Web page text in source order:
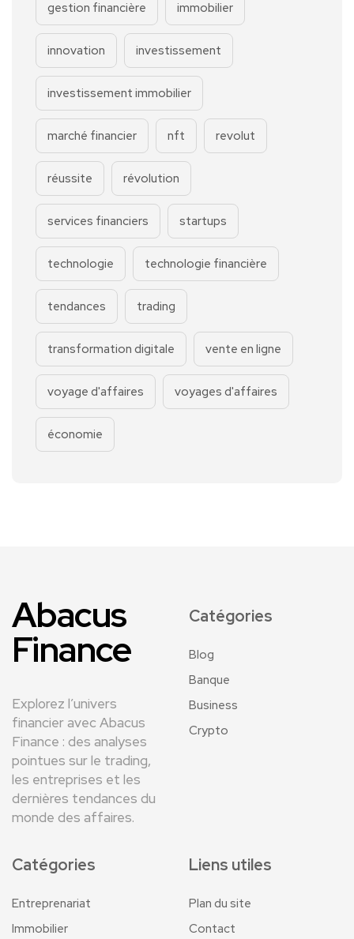
gestion financière immobilier
innovation investissement
investissement immobilier
marché financier nft revolut
réussite révolution
services financiers startups
technologie technologie financière
tendances trading
transformation digitale vente en ligne
voyage d'affaires voyages d'affaires
économie
Abacus
Finance
Explorez l’univers
financier avec Abacus
Finance : des analyses
pointues sur le trading,
les entreprises et les
dernières tendances du
monde des affaires.
Catégories
Blog
Banque
Business
Crypto
Catégories
Entreprenariat
Immobilier
Liens utiles
Plan du site
Contact